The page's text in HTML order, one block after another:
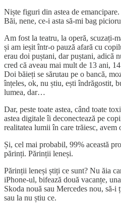
Niște figuri din astea de
Băi, nene, ce-i asta să-mi bag
Am fost la teatru, la operă, scuzați-
și am ieșit într-o pauză afară cu
erau doi puștani, dar puștani, adică
cred că aveau mai mult de 13 ani,
Doi băieți se sărutau pe o bancă,
înțeles, ok, nu știu, ești îndrăgostit,
lumea, dar…
Dar, peste toate astea, când toate
astea digitale îi deconectează pe
realitatea lumii în care trăiesc, avem
Și, cel mai probabil, 99% această
părinți. Părinții leneși.
Părinții leneși știți ce sunt? Nu ăia
iPhone-ul, bifează două vacanțe,
Skoda nouă sau Mercedes nou, să-
sau la nu știu ce.